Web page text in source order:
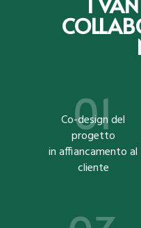
Co-design del
progetto
in affiancamento al
cliente